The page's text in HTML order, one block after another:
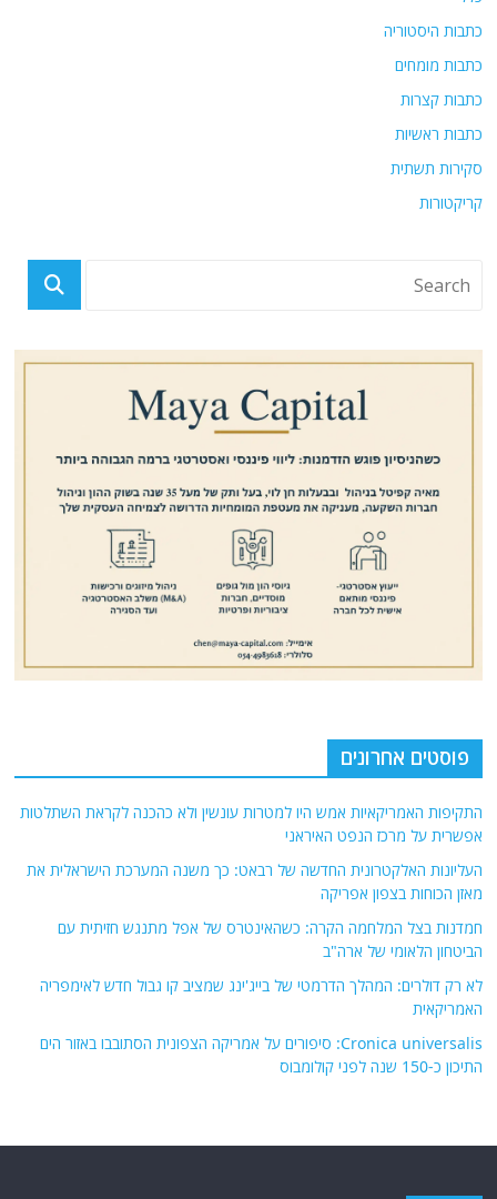
כתבות היסטוריה
כתבות מומחים
כתבות קצרות
כתבות ראשיות
סקירות תשתית
קריקטורות
פוסטים אחרונים
התקיפות האמריקאיות אמש היו למטרות עונשין ולא כהכנה לקראת השתלטות
אפשרית על מרכז הנפט האיראני
העליונות האלקטרונית החדשה של רבאט: כך משנה המערכת הישראלית את
מאזן הכוחות בצפון אפריקה
חמדנות בצל המלחמה הקרה: כשהאינטרס של אפל מתנגש חזיתית עם
הביטחון הלאומי של ארה"ב
לא רק דולרים: המהלך הדרמטי של בייג'ינג שמציב קו גבול חדש לאימפריה
האמריקאית
Cronica universalis: סיפורים על אמריקה הצפונית הסתובבו באזור הים
התיכון כ-150 שנה לפני קולומבוס